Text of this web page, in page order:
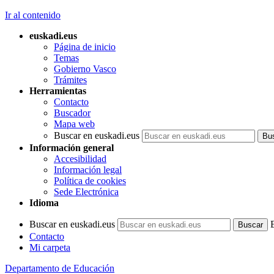
Ir al contenido
euskadi.eus
Página de inicio
Temas
Gobierno Vasco
Trámites
Herramientas
Contacto
Buscador
Mapa web
Buscar en euskadi.eus
Información general
Accesibilidad
Información legal
Política de cookies
Sede Electrónica
Idioma
Buscar en euskadi.eus
Contacto
Mi carpeta
Departamento de Educación